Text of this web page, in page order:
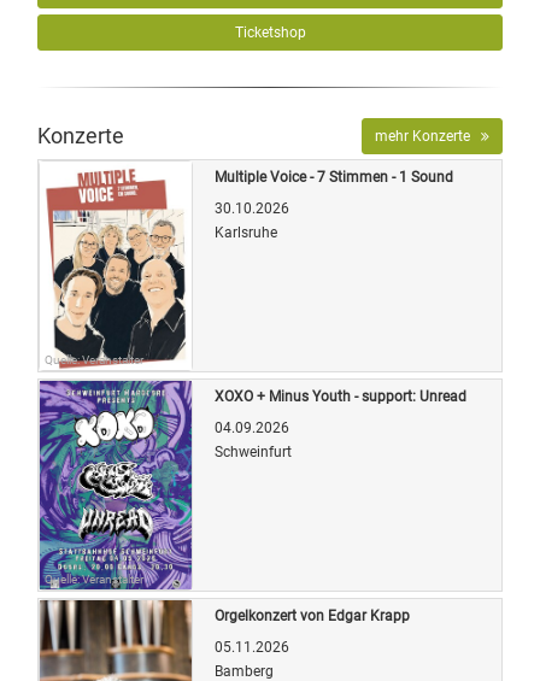
Ticketshop
Konzerte mehr Konzerte
Quelle: Veranstalter
Multiple Voice - 7 Stimmen - 1 Sound
30.10.2026
Karlsruhe
Quelle: Veranstalter
XOXO + Minus Youth - support: Unread
04.09.2026
Schweinfurt
Orgelkonzert von Edgar Krapp
05.11.2026
Bamberg